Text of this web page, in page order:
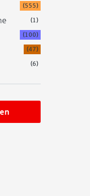
(555)
(1)
(100)
(47)
(6)